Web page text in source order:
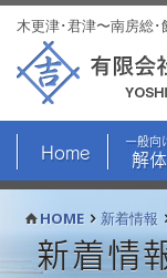
木更津･君津〜南房総
Home
一般向
解
HOME 新着情報
新着情